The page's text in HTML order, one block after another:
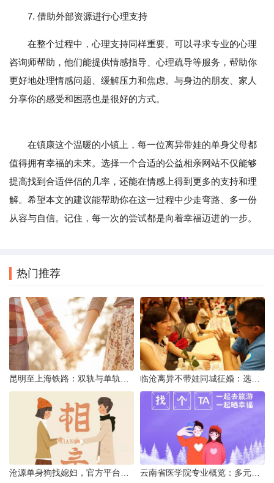
7. 借助外部资源进行心理支持
在整个过程中，心理支持同样重要。可以寻求专业的心理
咨询师帮助，他们能提供情感指导、心理疏导等服务，帮助你
更好地处理情感问题、缓解压力和焦虑。与身边的朋友、家人
分享你的感受和困惑也是很好的方式。
在镇康这个温暖的小镇上，每一位离异带娃的单身父母都
值得拥有幸福的未来。选择一个合适的公益相亲网站不仅能够
提高找到合适伴侣的几率，还能在情感上得到更多的支持和理
解。希望本文的建议能帮助你在这一过程中少走弯路、多一份
从容与自信。记住，每一次的尝试都是向着幸福迈进的一步。
热门推荐